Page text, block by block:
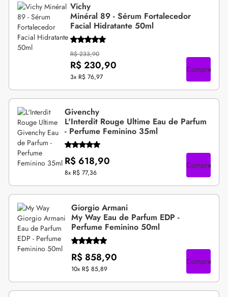
Vichy
Minéral 89 - Sérum Fortalecedor
Facial Hidratante 50ml
R$ 233,90
R$ 230,90
3x R$ 76,97
Compre
Givenchy
L'Interdit Rouge Ultime Eau de Parfum
- Perfume Feminino 35ml
R$ 618,90
8x R$ 77,36
Compre
Giorgio Armani
My Way Eau de Parfum EDP -
Perfume Feminino 50ml
R$ 858,90
10x R$ 85,89
Compre